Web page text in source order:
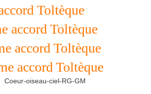
Toltèque
accord Toltèque
accord Toltèque
accord Toltèque